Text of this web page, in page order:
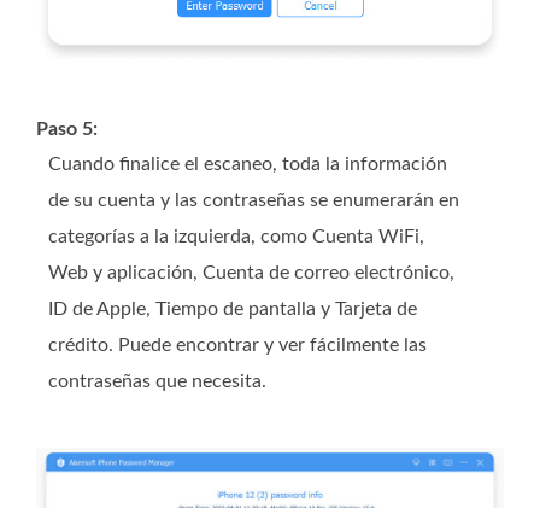
Paso 5:
Cuando finalice el escaneo, toda la información
de su cuenta y las contraseñas se enumerarán en
categorías a la izquierda, como Cuenta WiFi,
Web y aplicación, Cuenta de correo electrónico,
ID de Apple, Tiempo de pantalla y Tarjeta de
crédito. Puede encontrar y ver fácilmente las
contraseñas que necesita.